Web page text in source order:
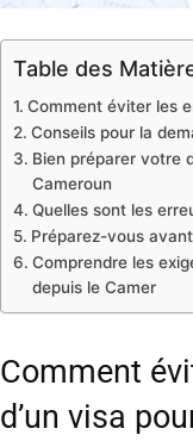
Table des
Comment éviter les
Conseils pour la
Bien préparer votre
Cameroun
Quelles sont les
Préparez-vous
Comprendre les
depuis le Camer
Comment
d’un visa